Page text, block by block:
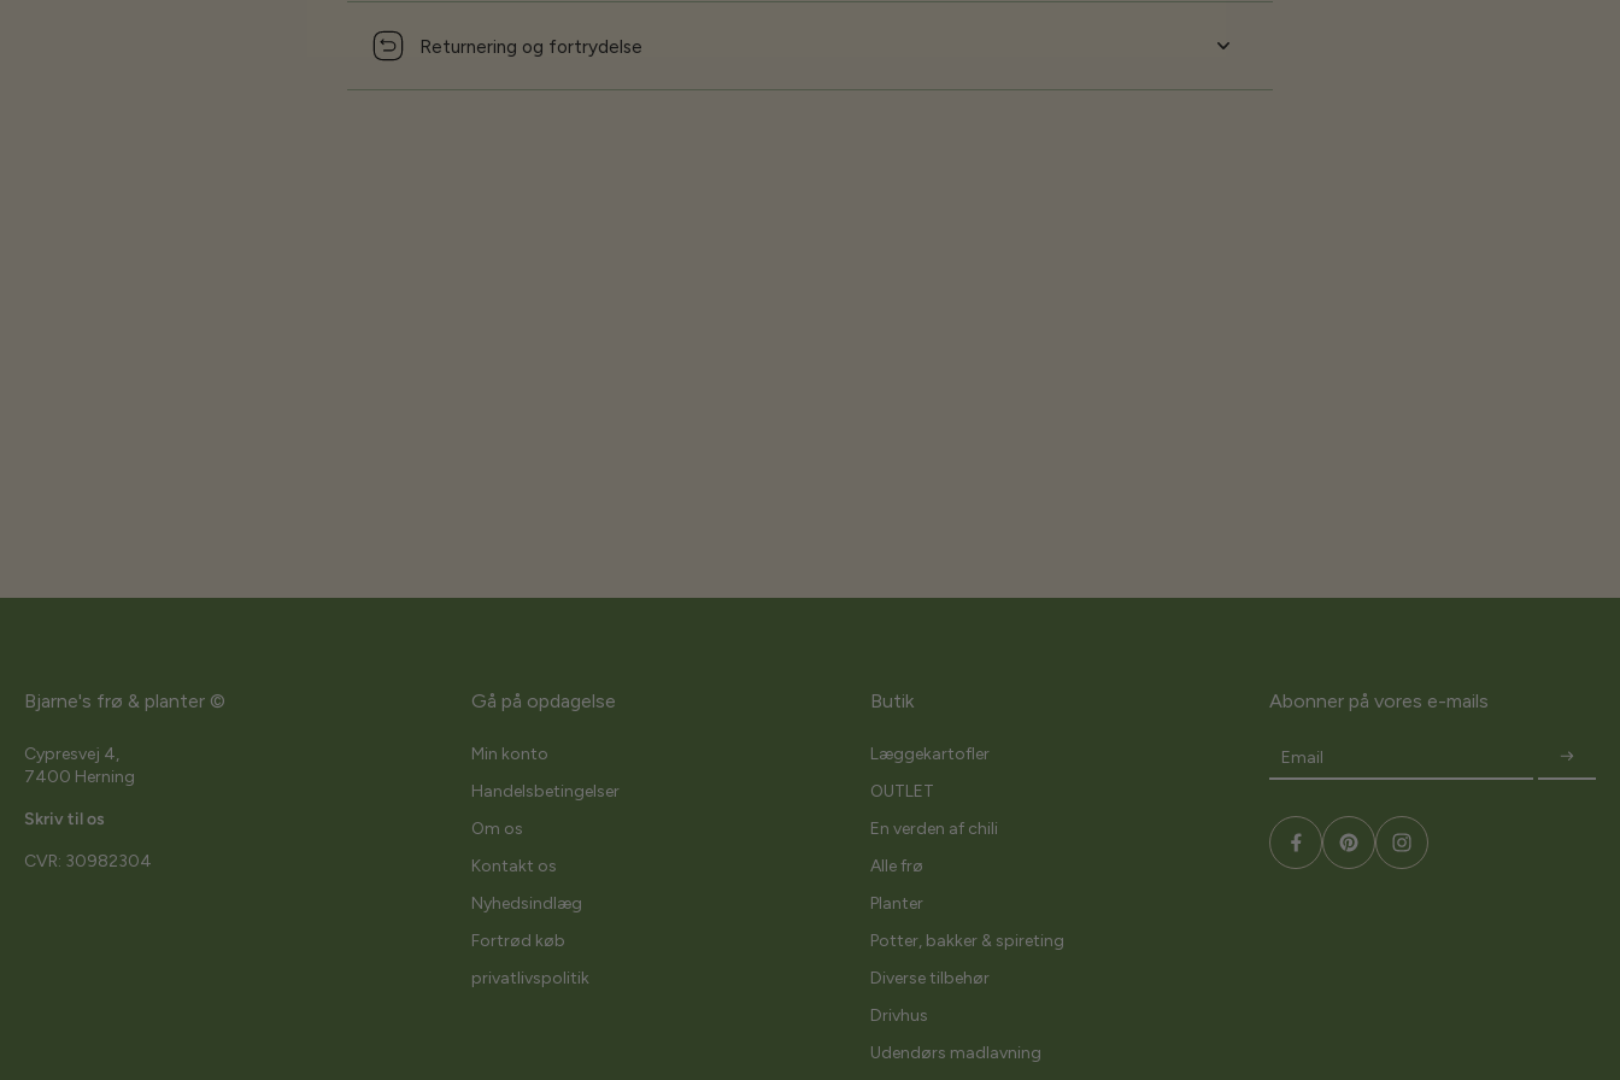
Returnering og fortrydelse
Bjarne's frø & planter ©
Cypresvej 4,
7400 Herning
Skriv til os
CVR: 30982304
Gå på opdagelse
Min konto
Handelsbetingelser
Om os
Kontakt os
Nyhedsindlæg
Fortrød køb
privatlivspolitik
Butik
Læggekartofler
OUTLET
En verden af chili
Alle frø
Planter
Potter, bakker & spireting
Diverse tilbehør
Drivhus
Udendørs madlavning
Abonner på vores e-mails
Email